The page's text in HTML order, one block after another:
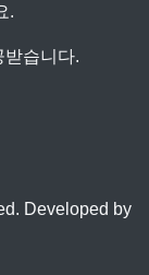
.
받습니다.
Developed by